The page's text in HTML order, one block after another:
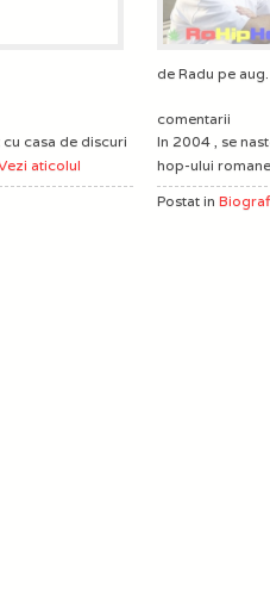
casa de discuri
aticolul
de Radu pe
comentarii
In 2004 , se
hop-ului
Postat in